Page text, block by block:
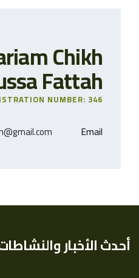
Chikh
Fattah
NUMBER: 346
Email
أحدث الأخبار